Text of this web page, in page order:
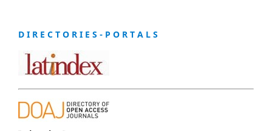
D I R E C T O R I E S - P O R T A L S